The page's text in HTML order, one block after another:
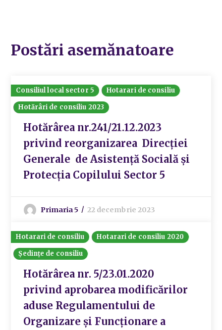
Postări asemănatoare
Consiliul local sector 5
Hotarari de consiliu
Hotărâri de consiliu 2023
Hotărârea nr.241/21.12.2023
privind reorganizarea Direcției
Generale de Asistență Socială și
Protecția Copilului Sector 5
Primaria 5 22 decembrie 2023
Hotarari de consiliu
Hotarari de consiliu 2020
Ședințe de consiliu
Hotărârea nr. 5/23.01.2020
privind aprobarea modificărilor
aduse Regulamentului de
Organizare și Funcționare a